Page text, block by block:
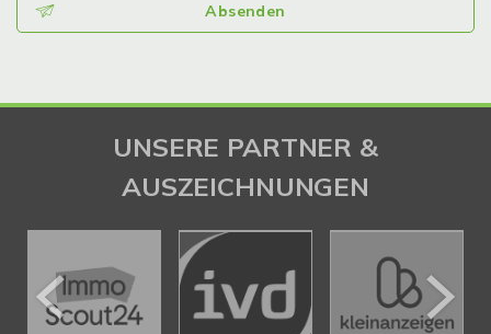
Absenden
UNSERE PARTNER &
AUSZEICHNUNGEN